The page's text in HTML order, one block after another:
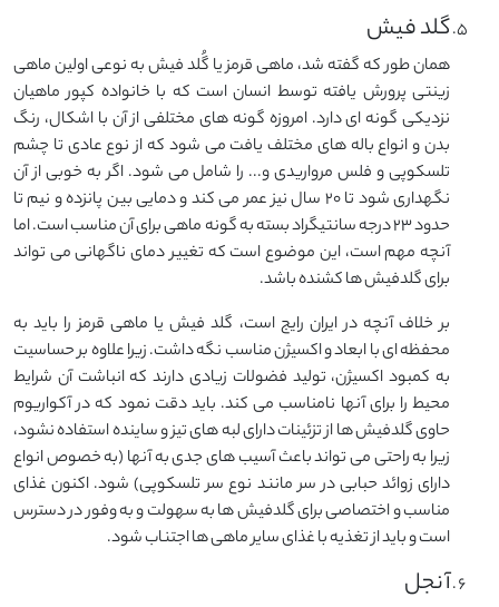
گلد فیش
همان طور که گفته شد، ماهی قرمز یا گُلد فیش به نوعی اولین ماهی
زینتی پرورش یافته توسط انسان است که با خانواده کپور ماهیان
نزدیکی گونه ای دارد. امروزه گونه های مختلفی از آن با اشکال، رنگ
بدن و انواع باله های مختلف یافت می شود که از نوع عادی تا چشم
تلسکوپی و فلس مرواریدی و... را شامل می شود. اگر به خوبی از آن
نگهداری شود تا ۲۰ سال نیز عمر می کند و دمایی بین پانزده و نیم تا
حدود ۲۳ درجه سانتیگراد بسته به گونه ماهی برای آن مناسب است. اما
آنچه مهم است، این موضوع است که تغییر دمای ناگهانی می تواند
برای گلدفیش ها کشنده باشد.
بر خلاف آنچه در ایران رایج است، گلد فیش یا ماهی قرمز را باید به
محفظه ای با ابعاد و اکسیژن مناسب نگه داشت. زیرا علاوه بر حساسیت
به کمبود اکسیژن، تولید فضولات زیادی دارند که انباشت آن شرایط
محیط را برای آنها نامناسب می کند. باید دقت نمود که در آکواریوم
حاوی گلدفیش ها از تزئینات دارای لبه های تیز و ساینده استفاده نشود،
زیرا به راحتی می تواند باعث آسیب های جدی به آنها (به خصوص انواع
دارای زوائد حبابی در سر مانند نوع سر تلسکوپی) شود. اکنون غذای
مناسب و اختصاصی برای گلدفیش ها به سهولت و به وفور در دسترس
است و باید از تغذیه با غذای سایر ماهی ها اجتناب شود.
آنجل